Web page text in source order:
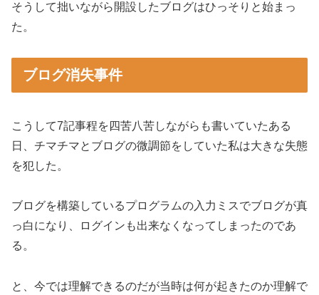
そうして拙いながら開設したブログはひっそりと始まっ
た。
ブログ消失事件
こうして7記事程を四苦八苦しながらも書いていたある
日、チマチマとブログの微調節をしていた私は大きな失態
を犯した。
ブログを構築しているプログラムの入力ミスでブログが真
っ白になり、ログインも出来なくなってしまったのであ
る。
と、今では理解できるのだが当時は何が起きたのか理解で